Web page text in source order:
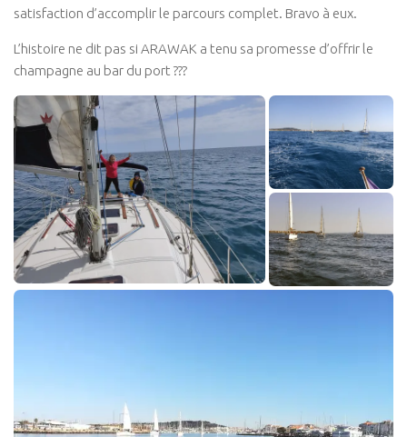
satisfaction d’accomplir le parcours complet. Bravo à eux.
L’histoire ne dit pas si ARAWAK a tenu sa promesse d’offrir le
champagne au bar du port ???